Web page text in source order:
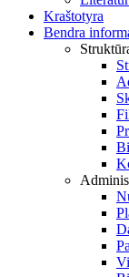
Kraštotyra
Bendra